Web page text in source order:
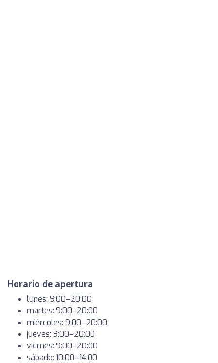
Horario de apertura
lunes: 9:00–20:00
martes: 9:00–20:00
miércoles: 9:00–20:00
jueves: 9:00–20:00
viernes: 9:00–20:00
sábado: 10:00–14:00